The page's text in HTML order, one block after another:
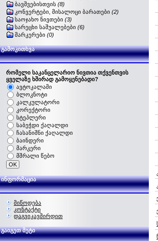
ბავშვებისთვის (8)
კონვერტები, მისალოცი ბარათები (2)
საოჯახო ნივთები (3)
სარეცხი საშუალებები (6)
მარკერები (0)
გამოკითხვა
რომელი საკანცელარიო ნივთია თქვენთვის
ყველაზე ხშირად გამოყენებადი?
ავტოკალამი
ბლოკნოტი
კალკულატორი
კორექტორი
სტეპლერი
საბეჭდი ქაღალდი
ჩასანიშნი ქაღალდი
ბაინდერი
მარკერი
მშრალი წებო
ინფორმაცია
მიწოდება
კონტაქტი
დაგვიკავშირდით
გაიგეთ მეტი